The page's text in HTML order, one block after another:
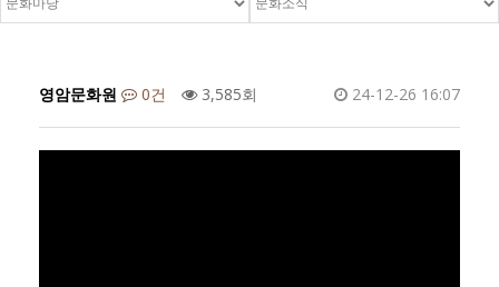
영암문화원 0건 3,585회 24-12-26 16:07